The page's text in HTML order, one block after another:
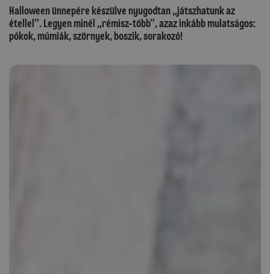
Halloween ünnepére készülve nyugodtan „játszhatunk az
étellel”. Legyen minél „rémisz-tőbb”, azaz inkább mulatságos:
pókok, múmiák, szörnyek, boszik, sorakozó!